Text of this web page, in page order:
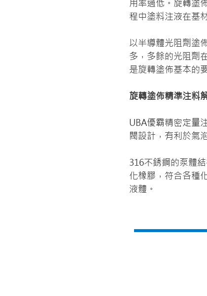
用率過低。旋轉塗
程中塗料注液在基
以半導體光阻劑塗
多，多餘的光阻劑
是旋轉塗佈基本的
旋轉塗佈精準注料
UBA優霸精密定量
閥設計，有利於氣
316不銹鋼的泵體
化橡膠，符合各種
液體。